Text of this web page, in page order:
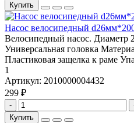
Купить
Насос велосипедный
Велосипедный насос. Диаметр
Универсальная головка
Пластиковая защелка к раме
1
Артикул: 2010000004432
299 ₽
-
Купить